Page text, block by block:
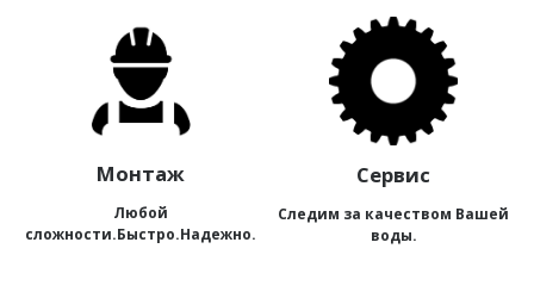
Монтаж
Любой
сложности.Быстро.Надежно.
Сервис
Следим за качеством Вашей
воды.